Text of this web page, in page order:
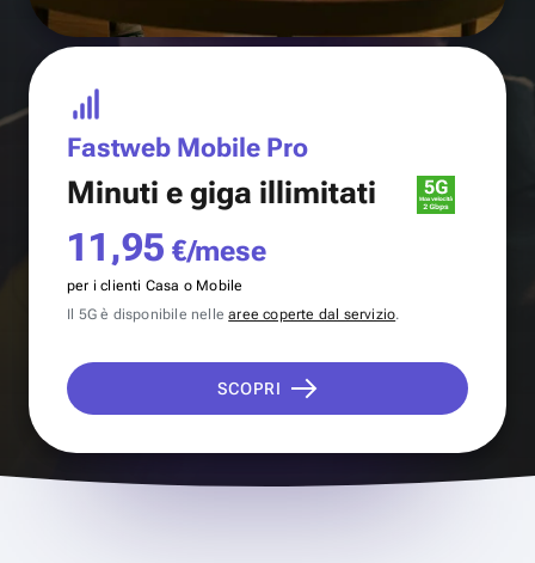
Fastweb Mobile Pro
Minuti e giga illimitati
11,95 €/mese
per i clienti Casa o Mobile
Il 5G è disponibile nellearee coperte dal servizio.
SCOPRI